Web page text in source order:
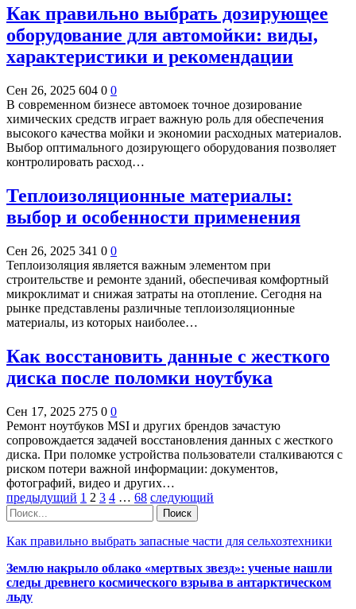
Как правильно выбрать дозирующее
оборудование для автомойки: виды,
характеристики и рекомендации
Сен 26, 2025 604 0 0
В современном бизнесе автомоек точное дозирование
химических средств играет важную роль для обеспечения
высокого качества мойки и экономии расходных материалов.
Выбор оптимального дозирующего оборудования позволяет
контролировать расход…
Теплоизоляционные материалы:
выбор и особенности применения
Сен 26, 2025 341 0 0
Теплоизоляция является важным элементом при
строительстве и ремонте зданий, обеспечивая комфортный
микроклимат и снижая затраты на отопление. Сегодня на
рынке представлены различные теплоизоляционные
материалы, из которых наиболее…
Как восстановить данные с жесткого
диска после поломки ноутбука
Сен 17, 2025 275 0 0
Ремонт ноутбуков MSI и других брендов зачастую
сопровождается задачей восстановления данных с жесткого
диска. При поломке устройства пользователи сталкиваются с
риском потери важной информации: документов,
фотографий, видео и других…
предыдущий 1 2 3 4 … 68 следующий
Как правильно выбрать запасные части для сельхозтехники
Землю накрыло облако «мертвых звезд»: ученые нашли
следы древнего космического взрыва в антарктическом
льду